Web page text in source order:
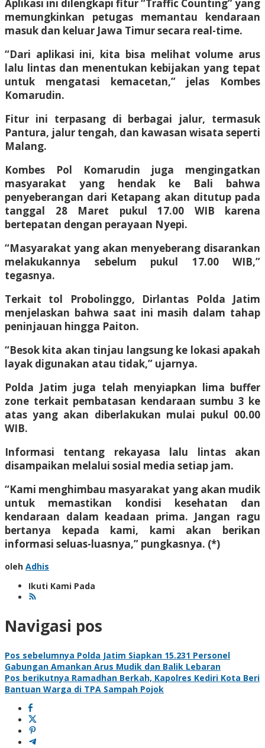
Aplikasi ini dilengkapi fitur “Traffic Counting” yang
memungkinkan petugas memantau kendaraan
masuk dan keluar Jawa Timur secara real-time.
“Dari aplikasi ini, kita bisa melihat volume arus
lalu lintas dan menentukan kebijakan yang tepat
untuk mengatasi kemacetan,” jelas Kombes
Komarudin.
Fitur ini terpasang di berbagai jalur, termasuk
Pantura, jalur tengah, dan kawasan wisata seperti
Malang.
Kombes Pol Komarudin juga mengingatkan
masyarakat yang hendak ke Bali bahwa
penyeberangan dari Ketapang akan ditutup pada
tanggal 28 Maret pukul 17.00 WIB karena
bertepatan dengan perayaan Nyepi.
“Masyarakat yang akan menyeberang disarankan
melakukannya sebelum pukul 17.00 WIB,”
tegasnya.
Terkait tol Probolinggo, Dirlantas Polda Jatim
menjelaskan bahwa saat ini masih dalam tahap
peninjauan hingga Paiton.
“Besok kita akan tinjau langsung ke lokasi apakah
layak digunakan atau tidak,” ujarnya.
Polda Jatim juga telah menyiapkan lima buffer
zone terkait pembatasan kendaraan sumbu 3 ke
atas yang akan diberlakukan mulai pukul 00.00
WIB.
Informasi tentang rekayasa lalu lintas akan
disampaikan melalui sosial media setiap jam.
“Kami menghimbau masyarakat yang akan mudik
untuk memastikan kondisi kesehatan dan
kendaraan dalam keadaan prima. Jangan ragu
bertanya kepada kami, kami akan berikan
informasi seluas-luasnya,” pungkasnya. (*)
oleh Adhis
Ikuti Kami Pada
Navigasi pos
Pos sebelumnya Polda Jatim Siapkan 15.231 Personel
Gabungan Amankan Arus Mudik dan Balik Lebaran
Pos berikutnya Ramadhan Berkah, Kapolres Kediri Kota Beri
Bantuan Warga di TPA Sampah Pojok